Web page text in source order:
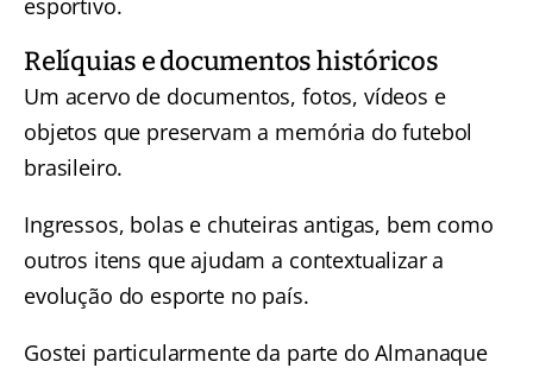
Relíquias e documentos históricos
Um acervo de documentos, fotos, vídeos e
objetos que preservam a memória do futebol
brasileiro.
Ingressos, bolas e chuteiras antigas, bem como
outros itens que ajudam a contextualizar a
evolução do esporte no país.
Gostei particularmente da parte do Almanaque